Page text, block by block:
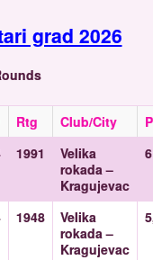
grad 2026
Rtg Club/City
1991
Velika
rokada –
Kragujevac
6
1948
Velika
rokada –
Kragujevac